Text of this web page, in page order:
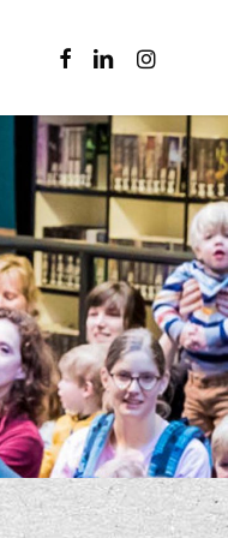
facebooklinkedininstagram